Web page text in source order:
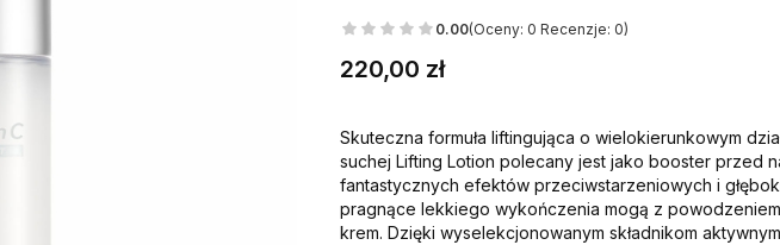
0.00(Oceny: 0 Recenzje: 0)
Cena
220,00 zł
Skuteczna formuła liftingująca o wielokierunkowym
suchej Lifting Lotion polecany jest jako booster przed
fantastycznych efektów przeciwstarzeniowych i
pragnące lekkiego wykończenia mogą z
krem. Dzięki wyselekcjonowanym składnikom